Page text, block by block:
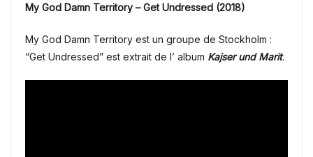
My God Damn Territory – Get Undressed (2018)
My God Damn Territory est un groupe de Stockholm :
“Get Undressed” est extrait de l’ album Kajser und Marit.